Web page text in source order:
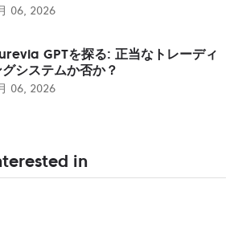
06, 2026
GPTを探る: 正当なトレーディ
グシステムか否か？
06, 2026
in